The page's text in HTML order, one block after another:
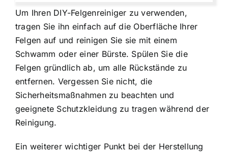
Um Ihren DIY-Felgenreiniger zu verwenden,
tragen Sie ihn einfach auf die Oberfläche Ihrer
Felgen auf und reinigen Sie sie mit einem
Schwamm oder einer Bürste. Spülen Sie die
Felgen gründlich ab, um alle Rückstände zu
entfernen. Vergessen Sie nicht, die
Sicherheitsmaßnahmen zu beachten und
geeignete Schutzkleidung zu tragen während der
Reinigung.
Ein weiterer wichtiger Punkt bei der Herstellung